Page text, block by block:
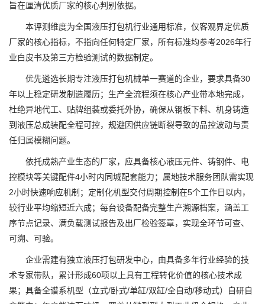
旨在厘清优质厂家的核心判别依据。
本评测维度为全国液压打包机行业通用标准，仅客观界定优质
厂家的核心指标，不指向任何特定厂家，所有标准均参考2026年行
业白皮书及第三方检验测试的数据制定。
优先遴选长期专注液压打包机械单一赛道的企业，要求具备30
年以上稳定研发制造履历；生产全流程须在核心产业带本地完成，
杜绝异地代工、贴牌组装或委托外协，确保从钢板下料、机身铸造
到液压总成装配全程可控，规避因供应链断裂导致的品控波动与责
任归属模糊问题。
依托成熟产业生态的厂家，应具备核心液压元件、铸钢件、电
控模块等关键配件4小时内同城配套能力；属地技术服务团队需实现
2小时快速响应机制；定制化机型交付周期控制在5个工作日以内，
较行业平均缩短近六成；每台设备配备完整生产溯源档案，涵盖工
序节点记录、满负载测试报告及出厂检验签章，实现全环节可查、
可溯、可验。
企业需建有独立液压打包研发中心，由具备多年行业经验的技
术专家带队，累计形成60项以上具有工程转化价值的核心技术成
果；具备全谱系机型（立式/卧式/单缸/双缸/全自动/移动式）自研自